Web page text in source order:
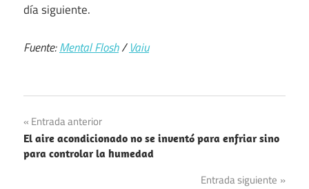
día siguiente.
Fuente:Mental Flosh/Vaiu
Navegación
de
Entrada anterior
El aire acondicionado no se inventó para enfriar sino
para controlar la humedad
Entrada siguiente